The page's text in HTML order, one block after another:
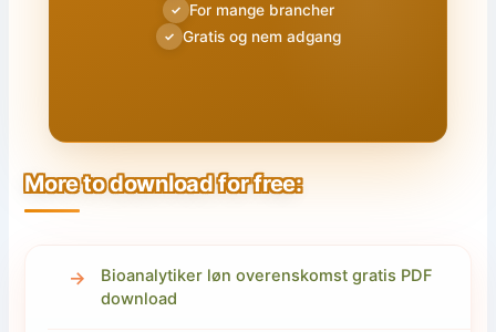
✓ For mange brancher
✓ Gratis og nem adgang
More to download for free:
Bioanalytiker løn overenskomst gratis PDF
download